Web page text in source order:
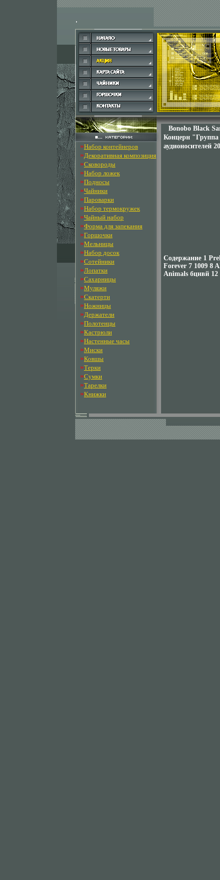
»Набор контейнеров
»Декоративная композиция
»Сковороды
»Набор ложек
»Подносы
»Чайники
»Пароварки
»Набор термокружек
»Чайный набор
»Форма для запекания
»Горшочки
»Мельницы
»Набор досок
»Сотейники
»Лопатки
»Сахарницы
»Муляжи
»Скатерти
»Ножницы
»Держатели
»Полотенцы
»Кастрюли
»Настенные часы
»Миски
»Ковшы
»Терки
»Сумки
»Тарелки
»Книжки
Bonobo Black
Концерн
аудионосителей
Содержание 1
Forever 7 1009 8
Animals бцнвй